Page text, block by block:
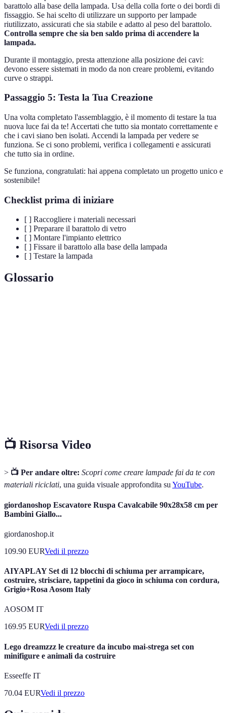
barattolo alla base della lampada. Usa della colla forte o dei bordi di
fissaggio. Se hai scelto di utilizzare un supporto per lampade
riutilizzato, assicurati che sia stabile e adatto al peso del barattolo.
Controlla sempre che sia ben saldo prima di accendere la
lampada.
Durante il montaggio, presta attenzione alla posizione dei cavi:
devono essere sistemati in modo da non creare problemi, evitando
curve o strappi.
Passaggio 5: Testa la Tua Creazione
Una volta completato l'assemblaggio, è il momento di testare la tua
nuova luce fai da te! Accertati che tutto sia montato correttamente e
che i cavi siano ben isolati. Accendi la lampada per vedere se
funziona. Se ci sono problemi, verifica i collegamenti e assicurati
che tutto sia in ordine.
Se funziona, congratulati: hai appena completato un progetto unico e
sostenibile!
Checklist prima di iniziare
[ ] Raccogliere i materiali necessari
[ ] Preparare il barattolo di vetro
[ ] Montare l'impianto elettrico
[ ] Fissare il barattolo alla base della lampada
[ ] Testare la lampada
Glossario
📺 Risorsa Video
> 📺 Per andare oltre: Scopri come creare lampade fai da te con
materiali riciclati, una guida visuale approfondita su YouTube.
giordanoshop Escavatore Ruspa Cavalcabile 90x28x58 cm per
Bambini Giallo...
giordanoshop.it
109.90 EURVedi il prezzo
AIYAPLAY Set di 12 blocchi di schiuma per arrampicare,
costruire, strisciare, tappetini da gioco in schiuma con cordura,
Grigio+Rosa Aosom Italy
AOSOM IT
169.95 EURVedi il prezzo
Lego dreamzzz le creature da incubo mai-strega set con
minifigure e animali da costruire
Esseeffe IT
70.04 EURVedi il prezzo